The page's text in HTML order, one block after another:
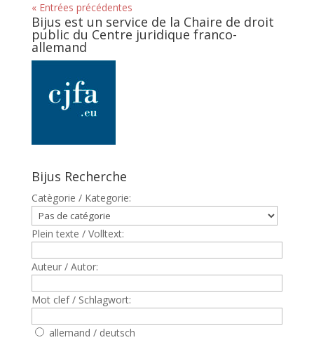
« Entrées précédentes
Bijus est un service de la Chaire de droit
public du Centre juridique franco-
allemand
Bijus Recherche
Catègorie / Kategorie:
Plein texte / Volltext:
Auteur / Autor:
Mot clef / Schlagwort:
allemand / deutsch